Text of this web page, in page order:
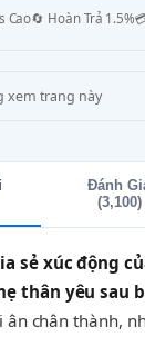
Cao🔄 Hoàn Trả 1.5%
xem trang này
Đánh
(3,100)
sẻ xúc động
thân yêu sau
chân thành,